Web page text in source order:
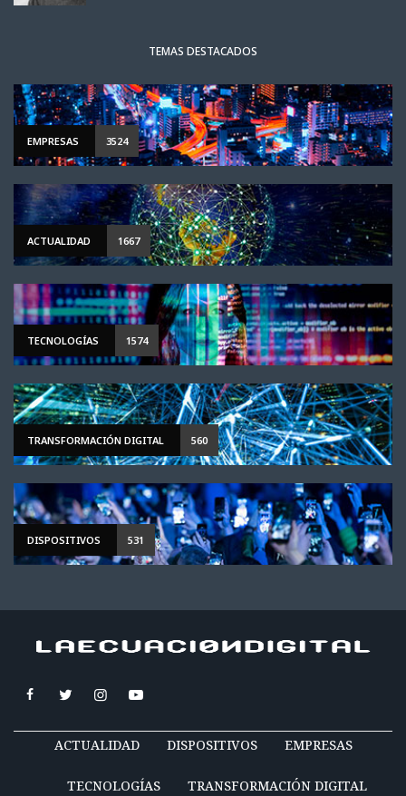
TEMAS DESTACADOS
EMPRESAS 3524
ACTUALIDAD 1667
TECNOLOGÍAS 1574
TRANSFORMACIÓN DIGITAL 560
DISPOSITIVOS 531
ACTUALIDAD DISPOSITIVOS EMPRESAS
TECNOLOGÍAS TRANSFORMACIÓN DIGITAL